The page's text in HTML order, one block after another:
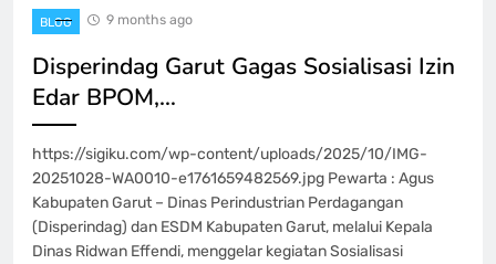
BLOG 9 months ago
Disperindag Garut Gagas Sosialisasi Izin
Edar BPOM,…
https://sigiku.com/wp-content/uploads/2025/10/IMG-
20251028-WA0010-e1761659482569.jpg Pewarta : Agus
Kabupaten Garut – Dinas Perindustrian Perdagangan
(Disperindag) dan ESDM Kabupaten Garut, melalui Kepala
Dinas Ridwan Effendi, menggelar kegiatan Sosialisasi